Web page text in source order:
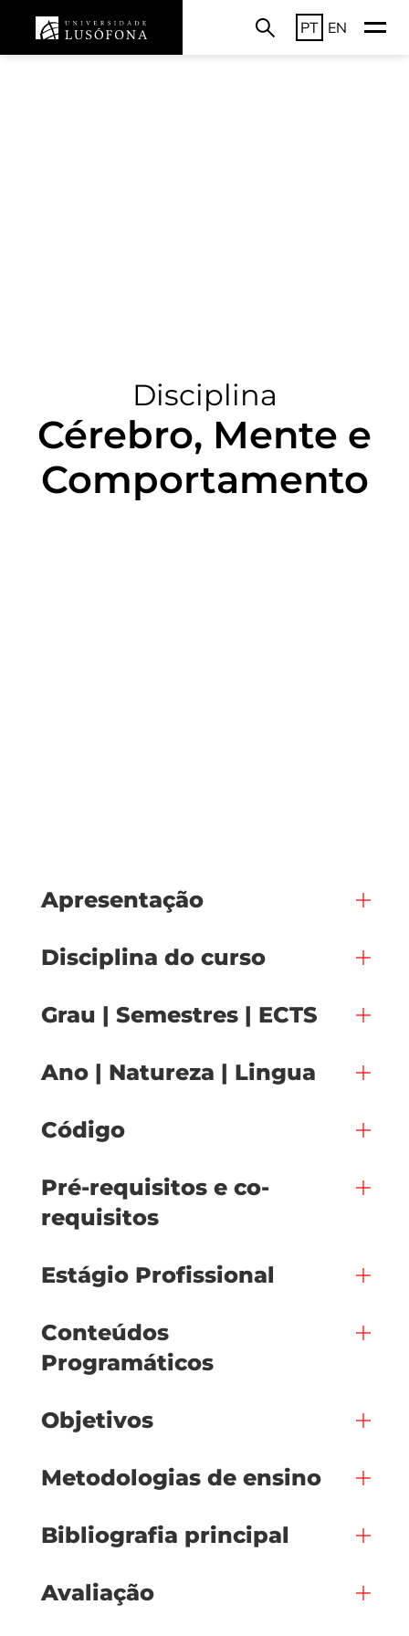
PT EN
Disciplina
Cérebro, Mente e
Comportamento
Apresentação
Disciplina do curso
Grau | Semestres | ECTS
Ano | Natureza | Lingua
Código
Pré-requisitos e co-
requisitos
Estágio Profissional
Conteúdos
Programáticos
Objetivos
Metodologias de ensino
Bibliografia principal
Avaliação